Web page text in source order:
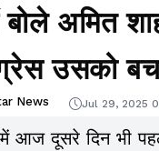
अमित
उसको
News Jul 29, 2025
आज दूसरे दिन भी